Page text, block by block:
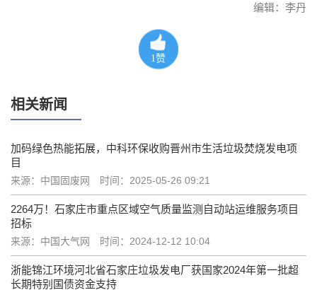
编辑：李丹
1 赞
相关新闻
加码绿色热能拓展，中科环保收购晋州市生活垃圾焚烧发电项
目
来源：中国固废网 时间：2025-05-26 09:21
2264万！石家庄市重点区域空气质量监测自动站运维服务项目
招标
来源：中国大气网 时间：2024-12-12 10:04
浙能锦江环境河北省石家庄垃圾发电厂获国家2024年第一批超
长期特别国债资金支持